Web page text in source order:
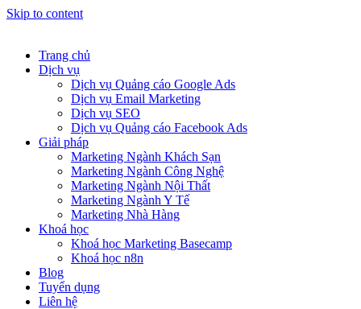
Skip to content
Trang chủ
Dịch vụ
Dịch vụ Quảng cáo Google Ads
Dịch vụ Email Marketing
Dịch vụ SEO
Dịch vụ Quảng cáo Facebook Ads
Giải pháp
Marketing Ngành Khách Sạn
Marketing Ngành Công Nghệ
Marketing Ngành Nội Thất
Marketing Ngành Y Tế
Marketing Nhà Hàng
Khoá học
Khoá học Marketing Basecamp
Khoá học n8n
Blog
Tuyển dụng
Liên hệ